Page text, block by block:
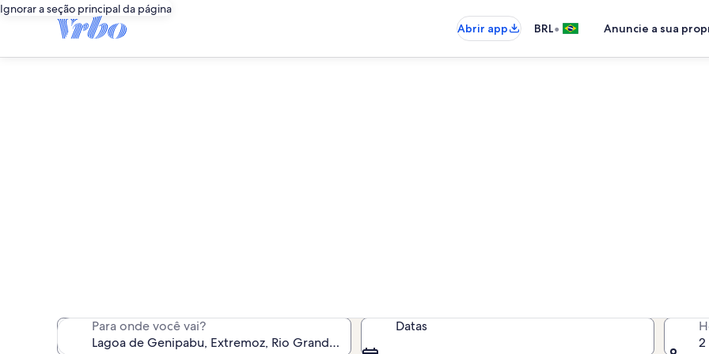
Ignorar a seção principal da página
Abrir app
BRL• Anuncie a sua
Para onde você vai? Datas
2